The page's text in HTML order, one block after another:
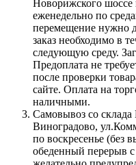
Новорижского шоссе
еженедельно по
перемещение нужно
заказ необходимо в
следующую среду.
Предоплата не
после проверки
сайте. Оплата на
наличными.
Самовывоз со
Виноградово,
по воскресенье (без
обеденный перерыв